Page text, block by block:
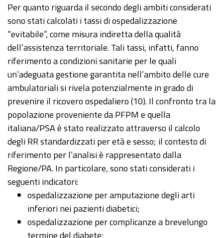
Per quanto riguarda il secondo degli ambiti considerati
sono stati calcolati i tassi di ospedalizzazione
“evitabile”, come misura indiretta della qualità
dell’assistenza territoriale. Tali tassi, infatti, fanno
riferimento a condizioni sanitarie per le quali
un’adeguata gestione garantita nell’ambito delle cure
ambulatoriali si rivela potenzialmente in grado di
prevenire il ricovero ospedaliero (10). Il confronto tra la
popolazione proveniente da PFPM e quella
italiana/PSA è stato realizzato attraverso il calcolo
degli RR standardizzati per età e sesso; il contesto di
riferimento per l’analisi è rappresentato dalla
Regione/PA. In particolare, sono stati considerati i
seguenti indicatori:
ospedalizzazione per amputazione degli arti
inferiori nei pazienti diabetici;
ospedalizzazione per complicanze a brevelungo